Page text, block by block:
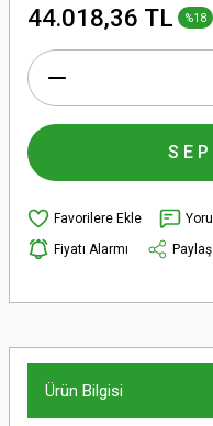
44.018,36 TL %18
Fiyatı Alarmı
Paylaş
Ürün Bilgisi